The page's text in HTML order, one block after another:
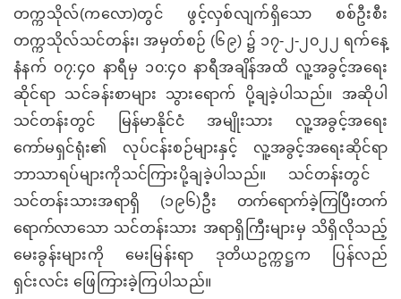
တက္ကသိုလ်(ကလော)တွင် ဖွင့်လှစ်လျက်ရှိသော စစ်ဦးစီး
တက္ကသိုလ်သင်တန်း၊ အမှတ်စဉ် (၆၉) ၌ ၁၇-၂-၂၀၂၂ ရက်နေ့
နံနက် ၀၇:၄၀ နာရီမှ ၁၀:၄၀ နာရီအချိန်အထိ လူ့အခွင့်အရေး
ဆိုင်ရာ သင်ခန်းစာများ သွားရောက် ပို့ချခဲ့ပါသည်။ အဆိုပါ
သင်တန်းတွင် မြန်မာနိုင်ငံ အမျိုးသား လူ့အခွင့်အရေး
ကော်မရှင်ရုံး၏ လုပ်ငန်းစဉ်များနှင့် လူ့အခွင့်အရေးဆိုင်ရာ
ဘာသာရပ်များကိုသင် ကြားပို့ချခဲ့ပါသည်။ သင်တန်းတွင်
သင်တန်းသားအရာရှိ (၁၉၆)ဦး တက်ရောက်ခဲ့ကြပြီးတက်‌
ရောက်လာသော သင်တန်းသား အရာရှိကြီးများမှ သိရှိလိုသည့်
မေးခွန်းများကို မေးမြန်းရာ ဒုတိယဥက္ကဋ္ဌက
ပြန်လည်
ရှင်းလင်း ဖြေကြားခဲ့ကြပါသည်။